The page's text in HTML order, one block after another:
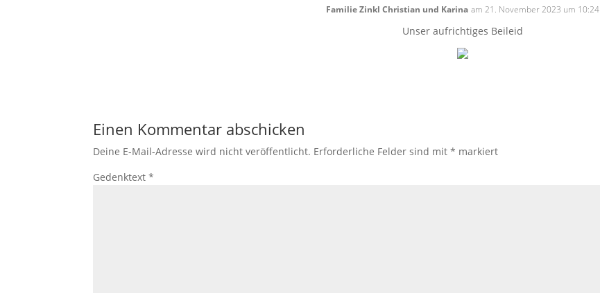
Familie Zinkl Christian und Karina am 21. November 2023 um 10:24
Unser aufrichtiges Beileid
Einen Kommentar abschicken
Deine E-Mail-Adresse wird nicht veröffentlicht. Erforderliche Felder sind mit* markiert
Gedenktext*